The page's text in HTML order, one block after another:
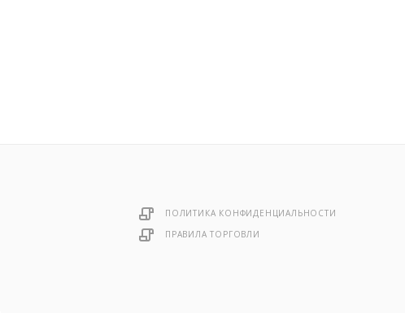
ПОЛИТИКА КОНФИДЕНЦИАЛЬНОСТИ
ПРАВИЛА ТОРГОВЛИ